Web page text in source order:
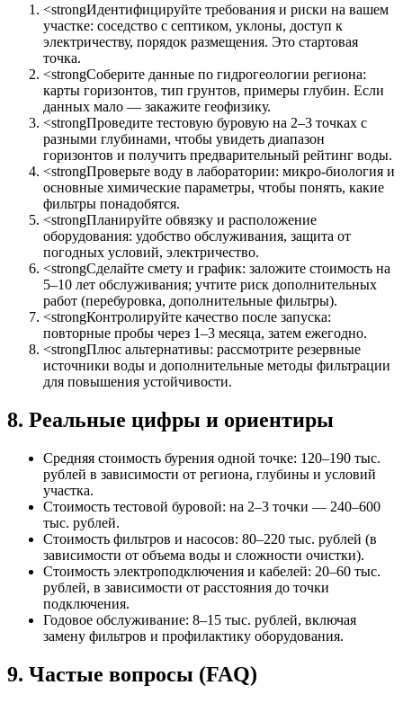
<strongИдентифицируйте требования и риски на вашем
участке: соседство с септиком, уклоны, доступ к
электричеству, порядок размещения. Это стартовая
точка.
<strongСоберите данные по гидрогеологии региона:
карты горизонтов, тип грунтов, примеры глубин. Если
данных мало — закажите геофизику.
<strongПроведите тестовую буровую на 2–3 точках с
разными глубинами, чтобы увидеть диапазон
горизонтов и получить предварительный рейтинг воды.
<strongПроверьте воду в лаборатории: микро-биология и
основные химические параметры, чтобы понять, какие
фильтры понадобятся.
<strongПланируйте обвязку и расположение
оборудования: удобство обслуживания, защита от
погодных условий, электричество.
<strongСделайте смету и график: заложите стоимость на
5–10 лет обслуживания; учтите риск дополнительных
работ (перебуровка, дополнительные фильтры).
<strongКонтролируйте качество после запуска:
повторные пробы через 1–3 месяца, затем ежегодно.
<strongПлюс альтернативы: рассмотрите резервные
источники воды и дополнительные методы фильтрации
для повышения устойчивости.
8. Реальные цифры и ориентиры
Средняя стоимость бурения одной точке: 120–190 тыс.
рублей в зависимости от региона, глубины и условий
участка.
Стоимость тестовой буровой: на 2–3 точки — 240–600
тыс. рублей.
Стоимость фильтров и насосов: 80–220 тыс. рублей (в
зависимости от объема воды и сложности очистки).
Стоимость электроподключения и кабелей: 20–60 тыс.
рублей, в зависимости от расстояния до точки
подключения.
Годовое обслуживание: 8–15 тыс. рублей, включая
замену фильтров и профилактику оборудования.
9. Частые вопросы (FAQ)